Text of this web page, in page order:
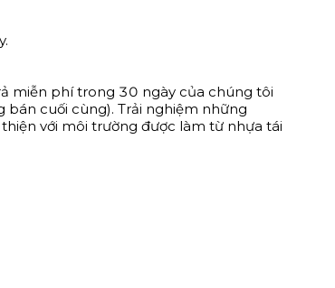
miễn phí trong 30 ngày của chúng tôi
bán cuối cùng). Trải nghiệm những
với môi trường được làm từ nhựa tái